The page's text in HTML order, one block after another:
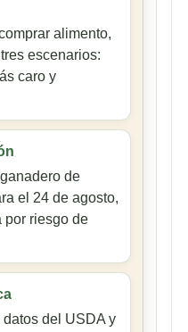
alimento,
escenarios:
caro y
de
el 24 de agosto,
por riesgo de
del USDA y